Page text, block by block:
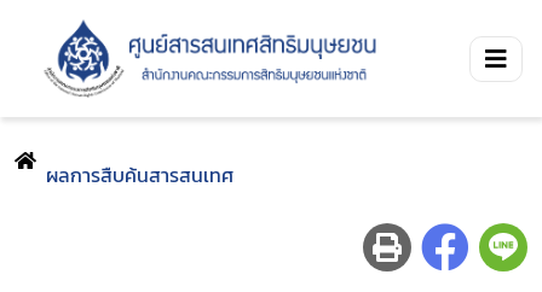
ผลการสืบค้นสารสนเทศ